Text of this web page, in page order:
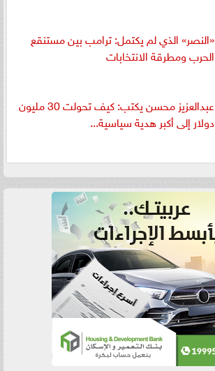
«النصر» الذي لم يكتمل: ترامب بين مستنقع
الحرب ومطرقة الانتخابات
عبدالعزيز محسن يكتب: كيف تحولت 30 مليون
دولار إلى أكبر هدية سياسية...